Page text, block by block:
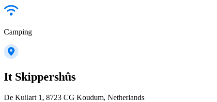
Camping
It Skippershûs
De Kuilart 1, 8723 CG Koudum, Netherlands